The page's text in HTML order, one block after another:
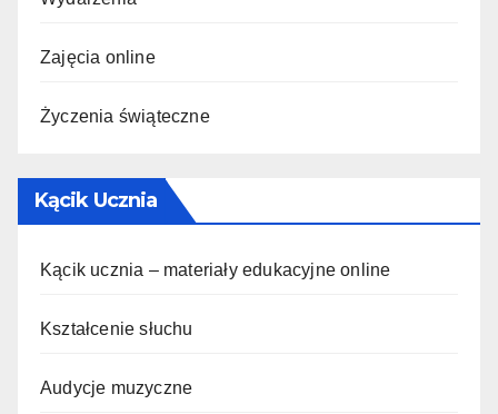
Zajęcia online
Życzenia świąteczne
Kącik Ucznia
Kącik ucznia – materiały edukacyjne online
Kształcenie słuchu
Audycje muzyczne